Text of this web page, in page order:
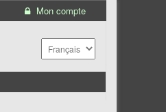
Mon compte